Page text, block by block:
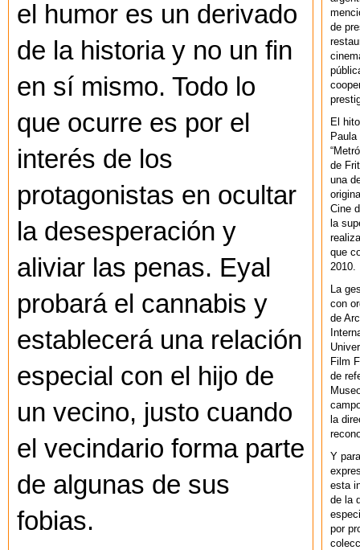
el humor es un derivado
de la historia y no un fin
en sí mismo. Todo lo
que ocurre es por el
interés de los
protagonistas en ocultar
la desesperación y
aliviar las penas. Eyal
probará el cannabis y
establecerá una relación
especial con el hijo de
un vecino, justo cuando
el vecindario forma parte
de algunas de sus
fobias.
de
El
de
una
Cine
la
que
2010.
La
con
de
Film
de
la
Y
esta
de la
por